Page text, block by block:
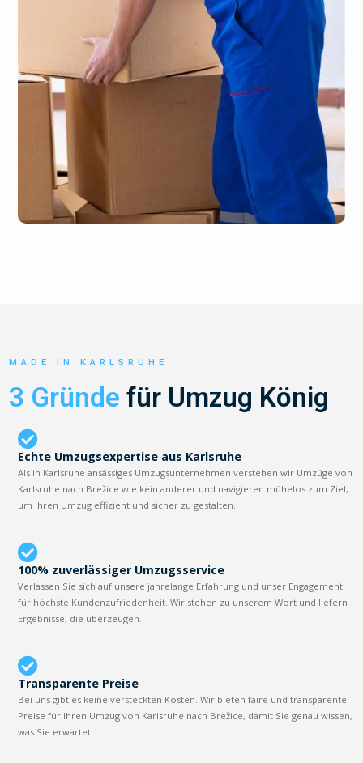
MADE IN KARLSRUHE
3 Gründe für Umzug König
Echte Umzugsexpertise aus Karlsruhe
Als in Karlsruhe ansässiges Umzugsunternehmen verstehen wir Umzüge von
Karlsruhe nach Brežice wie kein anderer und navigieren mühelos zum Ziel,
um Ihren Umzug effizient und sicher zu gestalten.
100% zuverlässiger Umzugsservice
Verlassen Sie sich auf unsere jahrelange Erfahrung und unser Engagement
für höchste Kundenzufriedenheit. Wir stehen zu unserem Wort und liefern
Ergebnisse, die überzeugen.
Transparente Preise
Bei uns gibt es keine versteckten Kosten. Wir bieten faire und transparente
Preise für Ihren Umzug von Karlsruhe nach Brežice, damit Sie genau wissen,
was Sie erwartet.